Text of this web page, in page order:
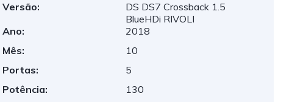
Versão:
DS DS7 Crossback 1.5
BlueHDi RIVOLI
Ano:
2018
Mês:
10
Portas:
5
Potência:
130